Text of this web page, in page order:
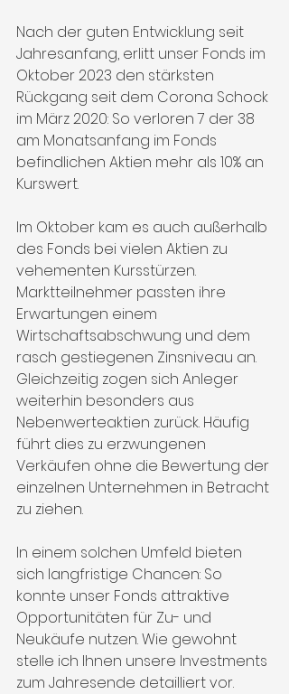
Nach der guten Entwicklung seit
Jahresanfang, erlitt unser Fonds im
Oktober 2023 den stärksten
Rückgang seit dem Corona Schock
im März 2020: So verloren 7 der 38
am Monatsanfang im Fonds
befindlichen Aktien mehr als 10% an
Kurswert.
Im Oktober kam es auch außerhalb
des Fonds bei vielen Aktien zu
vehementen Kursstürzen.
Marktteilnehmer passten ihre
Erwartungen einem
Wirtschaftsabschwung und dem
rasch gestiegenen Zinsniveau an.
Gleichzeitig zogen sich Anleger
weiterhin besonders aus
Nebenwerteaktien zurück. Häufig
führt dies zu erzwungenen
Verkäufen ohne die Bewertung der
einzelnen Unternehmen in Betracht
zu ziehen.
In einem solchen Umfeld bieten
sich langfristige Chancen: So
konnte unser Fonds attraktive
Opportunitäten für Zu- und
Neukäufe nutzen. Wie gewohnt
stelle ich Ihnen unsere Investments
zum Jahresende detailliert vor.